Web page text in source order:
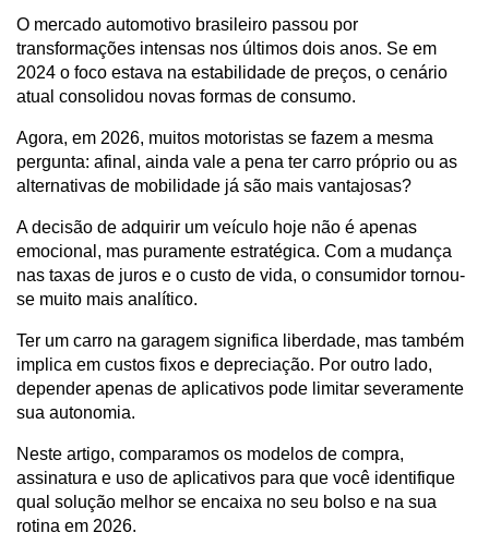
O mercado automotivo brasileiro passou por
transformações intensas nos últimos dois anos. Se em
2024 o foco estava na estabilidade de preços, o cenário
atual consolidou novas formas de consumo.
Agora, em 2026, muitos motoristas se fazem a mesma
pergunta: afinal, ainda vale a pena ter carro próprio ou as
alternativas de mobilidade já são mais vantajosas?
A decisão de adquirir um veículo hoje não é apenas
emocional, mas puramente estratégica. Com a mudança
nas taxas de juros e o custo de vida, o consumidor tornou-
se muito mais analítico.
Ter um carro na garagem significa liberdade, mas também
implica em custos fixos e depreciação. Por outro lado,
depender apenas de aplicativos pode limitar severamente
sua autonomia.
Neste artigo, comparamos os modelos de compra,
assinatura e uso de aplicativos para que você identifique
qual solução melhor se encaixa no seu bolso e na sua
rotina em 2026.